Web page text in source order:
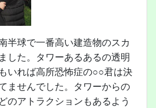
半球で一番高い建造物のスカ
した。タワーあるあるの透明
いれば高所恐怖症の○○君は決
ませんでした。タワーからの
のアトラクションもあるよう